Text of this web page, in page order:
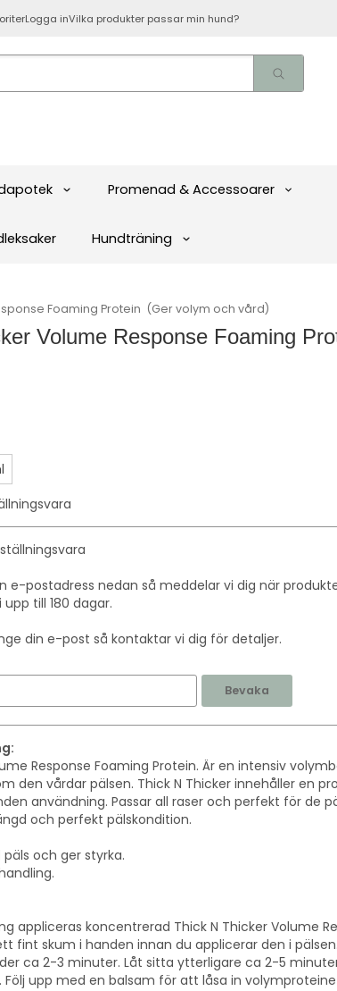
Logga inVilka produkter passar min hund?
Promenad & Accessoarer
Hundträning
Foaming Protein ​ (Ger volym och vård)
Volume Response Foaming
e-postadress nedan så meddelar vi dig när
till 180 dagar.
din e-post så kontaktar vi dig för detaljer.
Bevaka
Response Foaming Protein. Är en intensiv
den vårdar pälsen. Thick N Thicker innehåller en
användning. Passar all raser och perfekt för de
och perfekt pälskondition.
och ger styrka.
appliceras koncentrerad Thick N Thicker Volume
fint skum i handen innan du applicerar den i
ca 2-3 minuter. Låt sitta ytterligare ca 2-5
upp med en balsam för att låsa in